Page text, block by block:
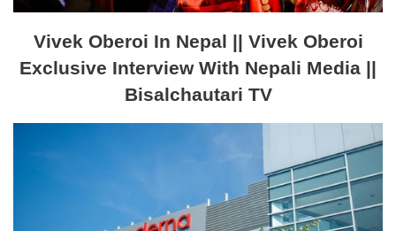
Vivek Oberoi In Nepal || Vivek Oberoi
Exclusive Interview With Nepali Media ||
Bisalchautari TV